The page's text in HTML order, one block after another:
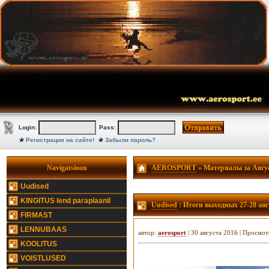
Login:
Pass:
Регистрация на сайте!
Забыли пароль?
Navigatsioon
Uudised
KINGITUS lend paraplaanil
FIRMAST
LENNUBAAS
KOOLITUS
VOISTLUSED
AEROSPORT» Материалы за
Uudised: Итоги выходных 27-28
автор: aerosport | 30 августа 2016 |